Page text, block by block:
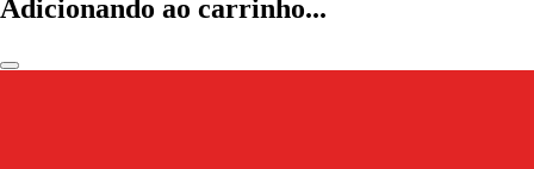
Adicionando ao carrinho...